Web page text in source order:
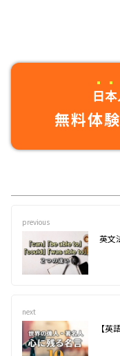
日
無料体
previous
英文
next
【